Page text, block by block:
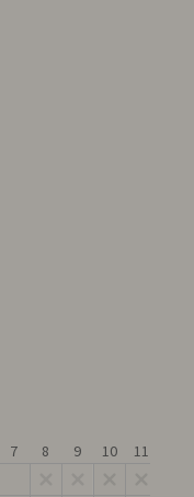
7 8 9 10 11